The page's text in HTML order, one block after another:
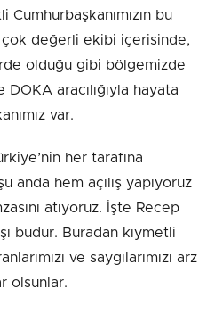
bu
değerli ekibi içerisinde,
olduğu gibi bölgemizde
aracılığıyla hayata
var.
her tarafına
anda hem açılış yapıyoruz
atıyoruz. İşte Recep
budur. Buradan kıymetli
ve saygılarımızı arz
olsunlar.